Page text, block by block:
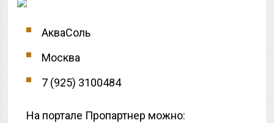
АкваСоль
Москва
7 (925) 3100484
На портале Пропартнер можно: